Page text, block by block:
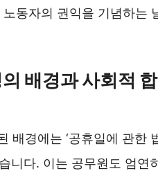
동자의 권익을 기념하는
배경과 사회적 합
배경에는 ‘공휴일에 관한
니다. 이는 공무원도 엄연